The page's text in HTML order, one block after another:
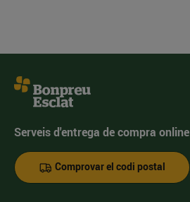
Serveis d'entrega de compra online
Comprovar el codi postal